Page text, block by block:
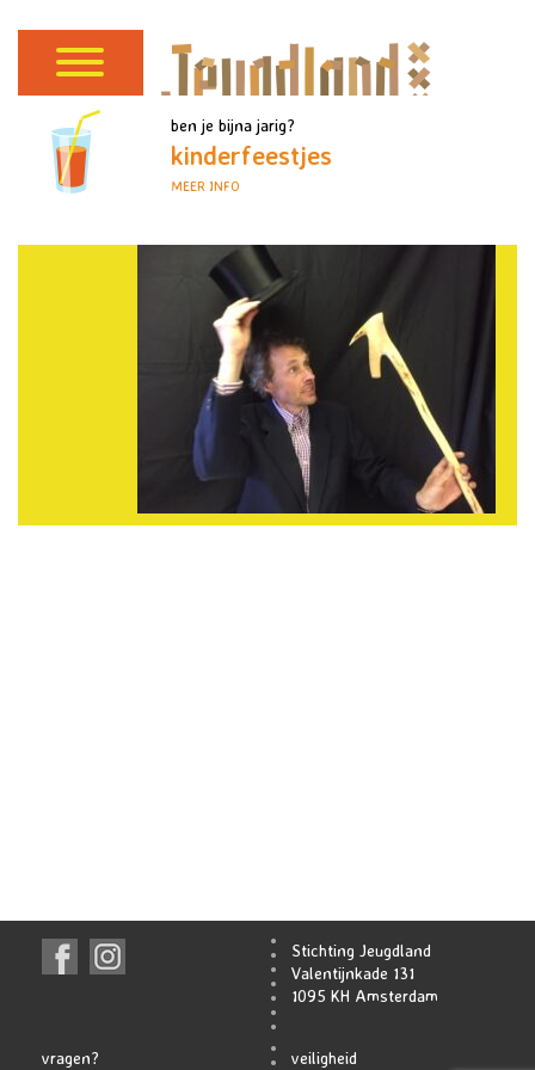
ben je bijna jarig?
kinderfeestjes
MEER INFO
Stichting Jeugdland
Valentijnkade 131
1095 KH Amsterdam
vragen? veiligheid